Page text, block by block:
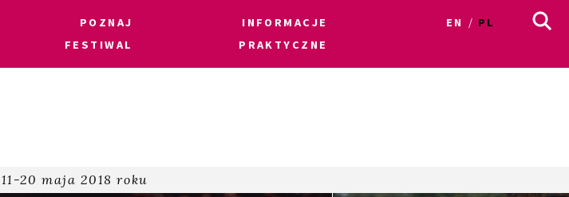
POZNAJ
FESTIWAL
INFORMACJE
PRAKTYCZNE
EN PL
11-20 maja 2018 roku